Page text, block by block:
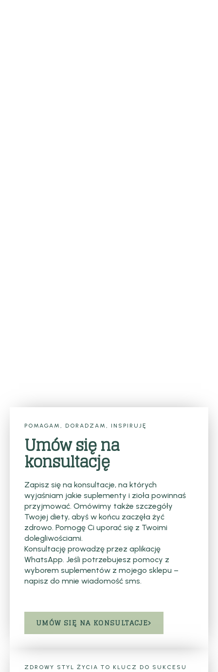
POMAGAM, DORADZAM, INSPIRUJĘ
Umów się na
konsultację
Zapisz się na konsultacje, na których
wyjaśniam jakie suplementy i zioła powinnaś
przyjmować. Omówimy także szczegóły
Twojej diety, abyś w końcu zaczęła żyć
zdrowo. Pomogę Ci uporać się z Twoimi
dolegliwościami.
Konsultację prowadzę przez aplikację
WhatsApp. Jeśli potrzebujesz pomocy z
wyborem suplementów z mojego sklepu –
napisz do mnie wiadomość sms.
UMÓW SIĘ NA KONSULTACJE
ZDROWY STYL ŻYCIA TO KLUCZ DO SUKCESU